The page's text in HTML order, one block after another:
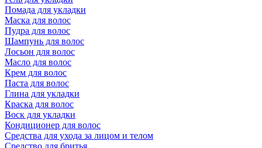
Помада для укладки
Маска для волос
Пудра для волос
Шампунь для волос
Лосьон для волос
Масло для волос
Крем для волос
Паста для волос
Глина для укладки
Краска для волос
Воск для укладки
Кондиционер для волос
Средства для ухода за лицом и телом
Средство для бритья